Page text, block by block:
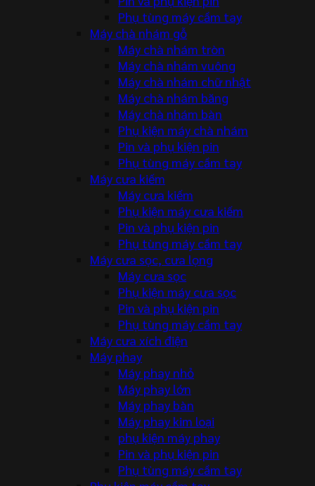
Phụ tùng máy cầm tay
Máy chà nhám gỗ
Máy chà nhám tròn
Máy chà nhám vuông
Máy chà nhám chữ nhật
Máy chà nhám băng
Máy chà nhám bàn
Phụ kiện máy chà nhám
Pin và phụ kiện pin
Phụ tùng máy cầm tay
Máy cưa kiếm
Máy cưa kiếm
Phụ kiện máy cưa kiếm
Pin và phụ kiện pin
Phụ tùng máy cầm tay
Máy cưa sọc, cưa lọng
Máy cưa sọc
Phụ kiện máy cưa sọc
Pin và phụ kiện pin
Phụ tùng máy cầm tay
Máy cưa xích điện
Máy phay
Máy phay nhỏ
Máy phay lớn
Máy phay bàn
Máy phay kim loại
phụ kiện máy phay
Pin và phụ kiện pin
Phụ tùng máy cầm tay